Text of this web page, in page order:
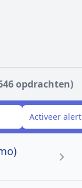
opdrachten)
Activeer alert